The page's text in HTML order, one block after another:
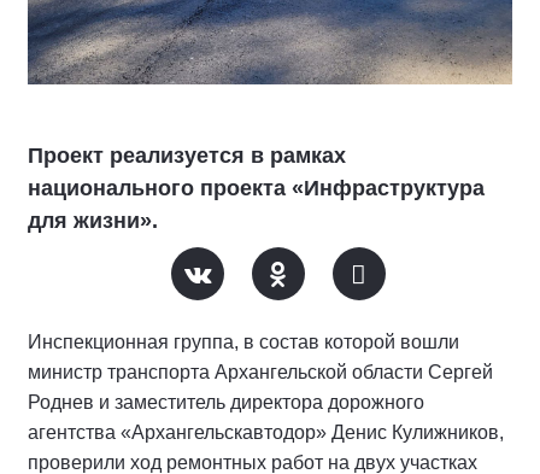
Проект реализуется в рамках
национального проекта «Инфраструктура
для жизни».
Инспекционная группа, в состав которой вошли
министр транспорта Архангельской области Сергей
Роднев и заместитель директора дорожного
агентства «Архангельскавтодор» Денис Кулижников,
проверили ход ремонтных работ на двух участках